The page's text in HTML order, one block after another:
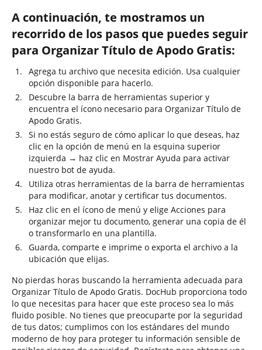
A continuación, te mostramos un
recorrido de los pasos que puedes seguir
para Organizar Título de Apodo Gratis:
Agrega tu archivo que necesita edición. Usa cualquier
opción disponible para hacerlo.
Descubre la barra de herramientas superior y
encuentra el ícono necesario para Organizar Título de
Apodo Gratis.
Si no estás seguro de cómo aplicar lo que deseas, haz
clic en la opción de menú en la esquina superior
izquierda → haz clic en Mostrar Ayuda para activar
nuestro bot de ayuda.
Utiliza otras herramientas de la barra de herramientas
para modificar, anotar y certificar tus documentos.
Haz clic en el ícono de menú y elige Acciones para
organizar mejor tu documento, generar una copia de él
o transformarlo en una plantilla.
Guarda, comparte e imprime o exporta el archivo a la
ubicación que elijas.
No pierdas horas buscando la herramienta adecuada para
Organizar Título de Apodo Gratis. DocHub proporciona todo
lo que necesitas para hacer que este proceso sea lo más
fluido posible. No tienes que preocuparte por la seguridad
de tus datos; cumplimos con los estándares del mundo
moderno de hoy para proteger tu información sensible de